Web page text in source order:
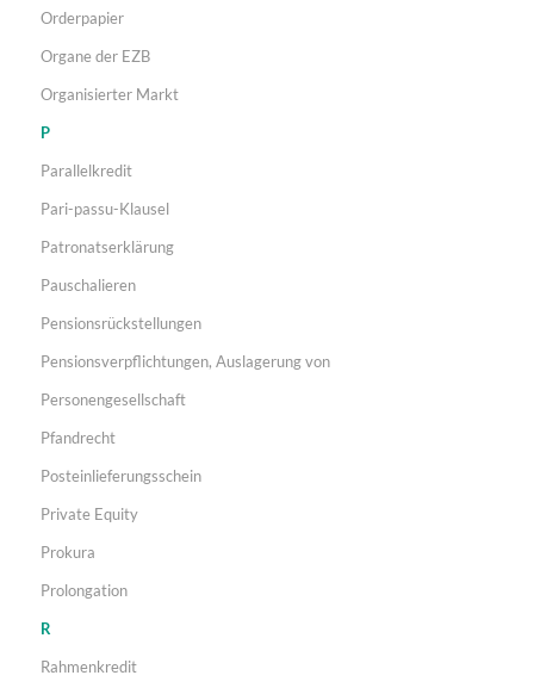
Orderpapier
Organe der EZB
Organisierter Markt
P
Parallelkredit
Pari-passu-Klausel
Patronatserklärung
Pauschalieren
Pensionsrückstellungen
Pensionsverpflichtungen, Auslagerung von
Personengesellschaft
Pfandrecht
Posteinlieferungsschein
Private Equity
Prokura
Prolongation
R
Rahmenkredit